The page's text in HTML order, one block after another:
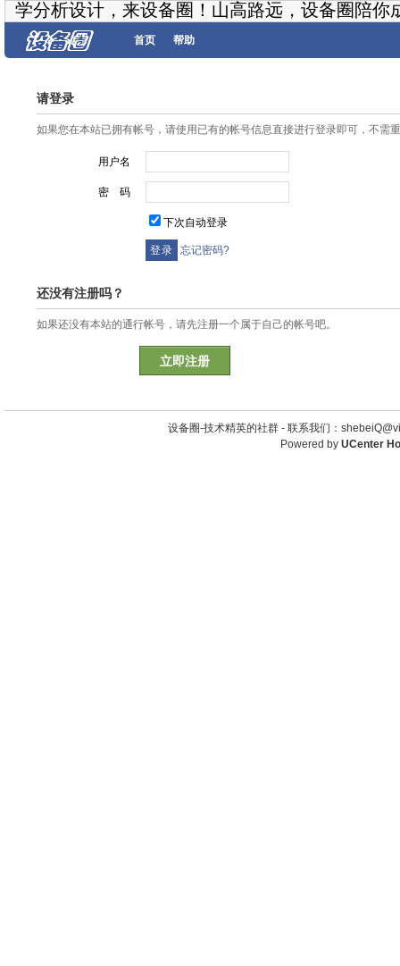
学分析设计，来设备圈！山高路远，设备圈陪你
首页 帮助
请登录
如果您在本站已拥有帐号，请使用已有的帐号信息直接进行登录即可，不需
用户名
密 码
下次自动登录
忘记密码?
还没有注册吗？
如果还没有本站的通行帐号，请先注册一个属于自己的帐号吧。
立即注册
设备圈-技术精英的社群 - 联系我们：
Powered by UCenter